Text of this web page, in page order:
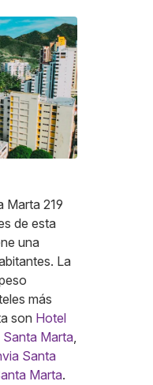
Marta 219
de esta
una
La
más
son Hotel
Marta,
Santa
Marta.